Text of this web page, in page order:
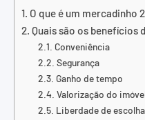
O que é um mercadinho
Quais são os benefícios
Conveniência
Segurança
Ganho de tempo
Valorização do
Liberdade de escolha